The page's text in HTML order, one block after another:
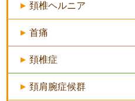
頚椎ヘルニア
首痛
頚椎症
頚肩腕症候群